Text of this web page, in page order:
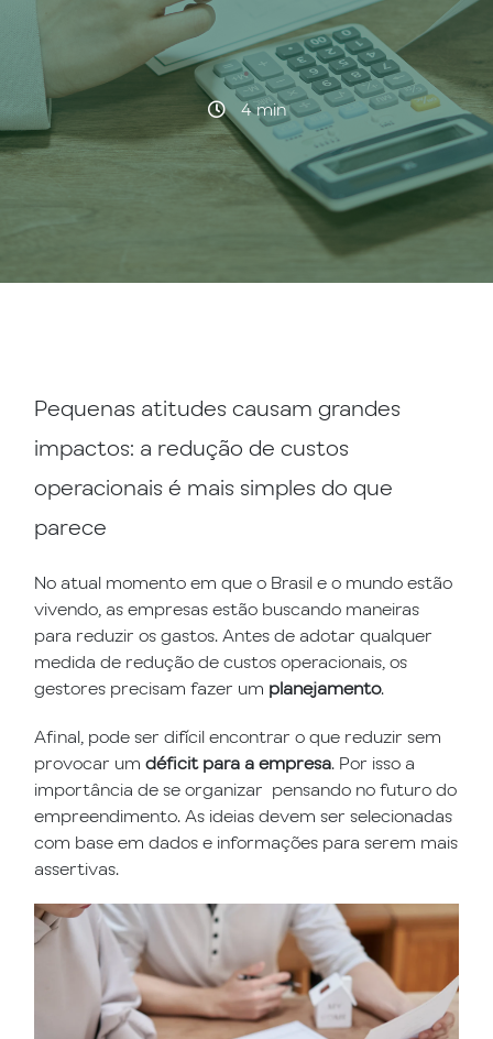
·
4 min
Pequenas atitudes causam grandes
impactos: a redução de custos
operacionais é mais simples do que
parece
No atual momento em que o Brasil e o mundo estão
vivendo, as empresas estão buscando maneiras
para reduzir os gastos. Antes de adotar qualquer
medida de redução de custos operacionais, os
gestores precisam fazer um planejamento.
Afinal, pode ser difícil encontrar o que reduzir sem
provocar um déficit para a empresa. Por isso a
importância de se organizar pensando no futuro do
empreendimento. As ideias devem ser selecionadas
com base em dados e informações para serem mais
assertivas.